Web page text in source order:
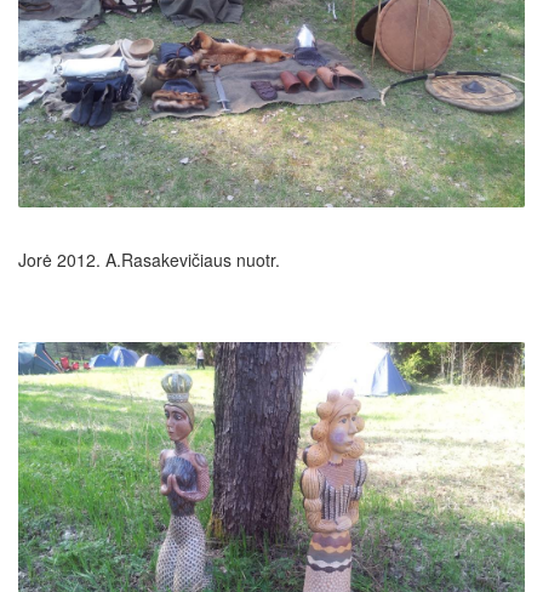
Jorė 2012. A.Rasakevičiaus nuotr.